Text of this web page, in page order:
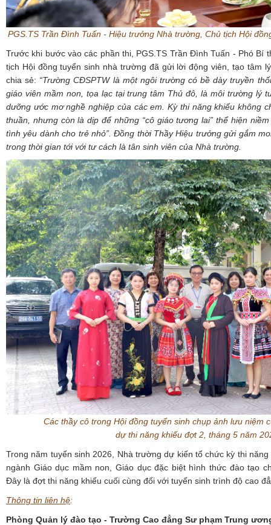
PGS.TS Trần Đình Tuấn - Hiệu trưởng Nhà trường, Chủ tịch Hội
Trước khi bước vào các phần thi, PGS.TS Trần Đình Tuấn - Phó Bí
tịch Hội đồng tuyển sinh nhà trường đã gửi lời động viên, tạo tâm
chia sẻ: “Trường CĐSPTW là một ngôi trường có bề dày truyền
giáo viên mầm non, tọa lạc tại trung tâm Thủ đô, là môi trường lý
dưỡng ước mơ nghề nghiệp của các em. Kỳ thi năng khiếukhông
thuần, nhưng còn là dịp để những “cô giáo tương lai” thể hiện
tình yêu dành cho trẻ nhỏ”. Đồng thời Thầy Hiệu trưởng gửi gắm
trong thời gian tới với tư cách là tân sinh viên của Nhà trường.
Các thầy cô trong Hội đồng tuyển sinh chụp ảnh lưu niệm
dự thi năng khiếu đợt 2, tháng 5 năm
Trong năm tuyển sinh 2026, Nhà trường dự kiến tổ chức kỳ thi
ngành Giáo dục mầm non, Giáo dục đặc biệt hình thức đào tạo
Đây là đợt thi năng khiếu cuối cùng đối với tuyển sinh trình độ cao
Thông tin liên hệ:
Phòng Quản lý đào tạo - Trường Cao đẳng Sư phạm Trung